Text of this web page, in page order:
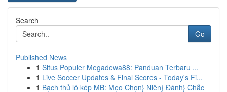
Search
Go
Published News
1 Situs Populer Megadewa88: Panduan Terbaru ...
1 Live Soccer Updates & Final Scores - Today's Fi...
1 Bạch thủ lô kép MB: Mẹo Chọn} Niên} Đánh} Chắc